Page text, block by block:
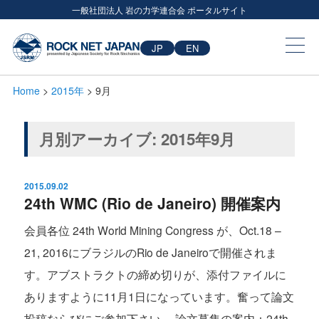
一般社団法人 岩の力学連合会 ポータルサイト
JP EN
Home > 2015年 > 9月
月別アーカイブ:2015年9月
2015.09.02
24th WMC (Rio de Janeiro) 開催案内
会員各位 24th World Mining Congress が、Oct.18 –
21, 2016にブラジルのRio de Janeiroで開催されま
す。アブストラクトの締め切りが、添付ファイルに
ありますように11月1日になっています。奮って論文